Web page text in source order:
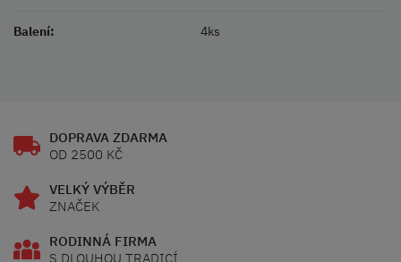
Balení: 4ks
DOPRAVA ZDARMA
OD 2500 KČ
VELKÝ VÝBĚR
ZNAČEK
RODINNÁ FIRMA
S DLOUHOU TRADICÍ